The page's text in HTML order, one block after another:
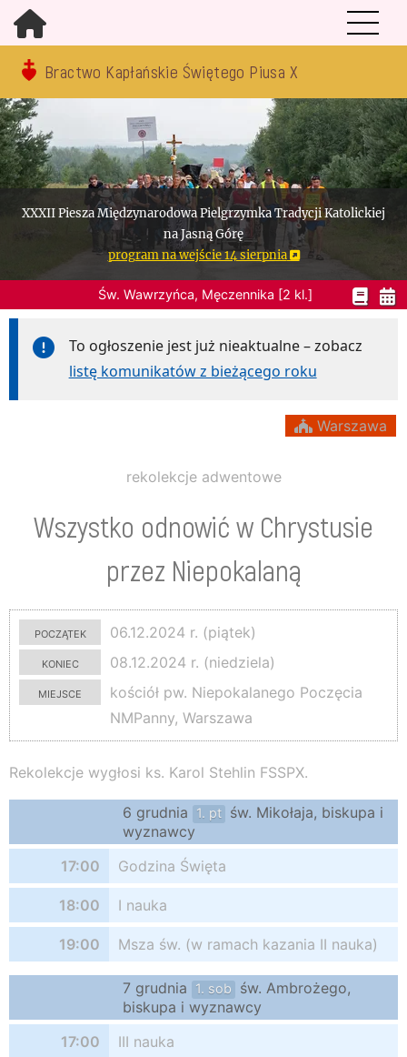
Bractwo Kapłańskie Świętego Piusa X
XXXII Piesza Międzynarodowa Pielgrzymka Tradycji Katolickiej
na Jasną Górę
program na wejście 14 sierpnia
Św. Wawrzyńca, Męczennika [2 kl.]
To ogłoszenie jest już nieaktualne – zobacz
listę komunikatów z bieżącego roku
Warszawa
rekolekcje adwentowe
Wszystko odnowić w Chrystusie
przez Niepokalaną
początek
06.12.2024 r. (piątek)
koniec
08.12.2024 r. (niedziela)
miejsce
kościół pw. Niepokalanego Poczęcia
NMPanny, Warszawa
Rekolekcje wygłosi ks. Karol Stehlin FSSPX.
6 grudnia 1. pt św. Mikołaja, biskupa i
wyznawcy
17:00
Godzina Święta
18:00 I nauka
19:00 Msza św. (w ramach kazania II nauka)
7 grudnia 1. sob
św. Ambrożego,
biskupa i wyznawcy
17:00
III nauka